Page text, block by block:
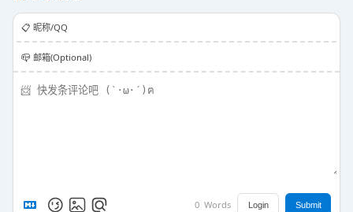
📋️ 昵称/QQ
📪 邮箱(Optional)
0 Words Login Submit